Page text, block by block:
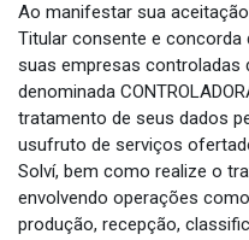
Ao manifestar sua
Titular consente e concorda
suas empresas controladas
denominada
tratamento de seus dados
usufruto de serviços
Solví, bem como realize o
envolvendo operações
produção, recepção,